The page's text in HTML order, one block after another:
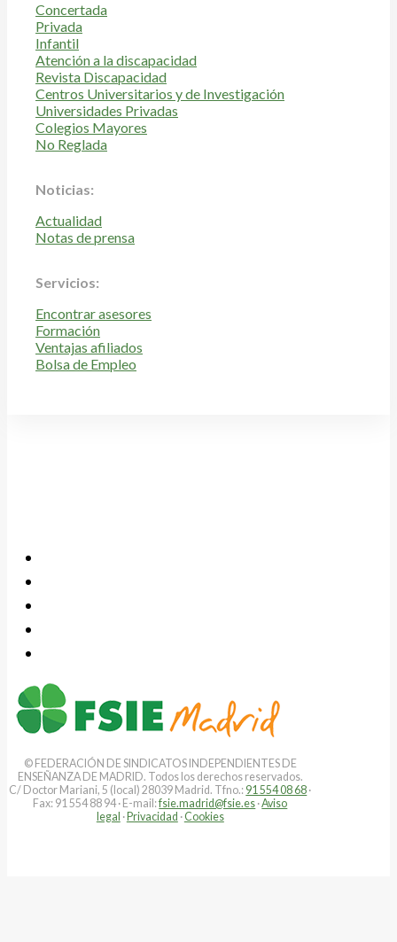
Concertada
Privada
Infantil
Atención a la discapacidad
Revista Discapacidad
Centros Universitarios y de Investigación
Universidades Privadas
Colegios Mayores
No Reglada
Noticias:
Actualidad
Notas de prensa
Servicios:
Encontrar asesores
Formación
Ventajas afiliados
Bolsa de Empleo
© FEDERACIÓN DE SINDICATOS INDEPENDIENTES DE
ENSEÑANZA DE MADRID. Todos los derechos reservados.
C/ Doctor Mariani, 5 (local) 28039 Madrid. Tfno.: 91 554 08 68 ·
Fax: 91 554 88 94 · E-mail:fsie.madrid@fsie.es ·Aviso
legal ·Privacidad · Cookies